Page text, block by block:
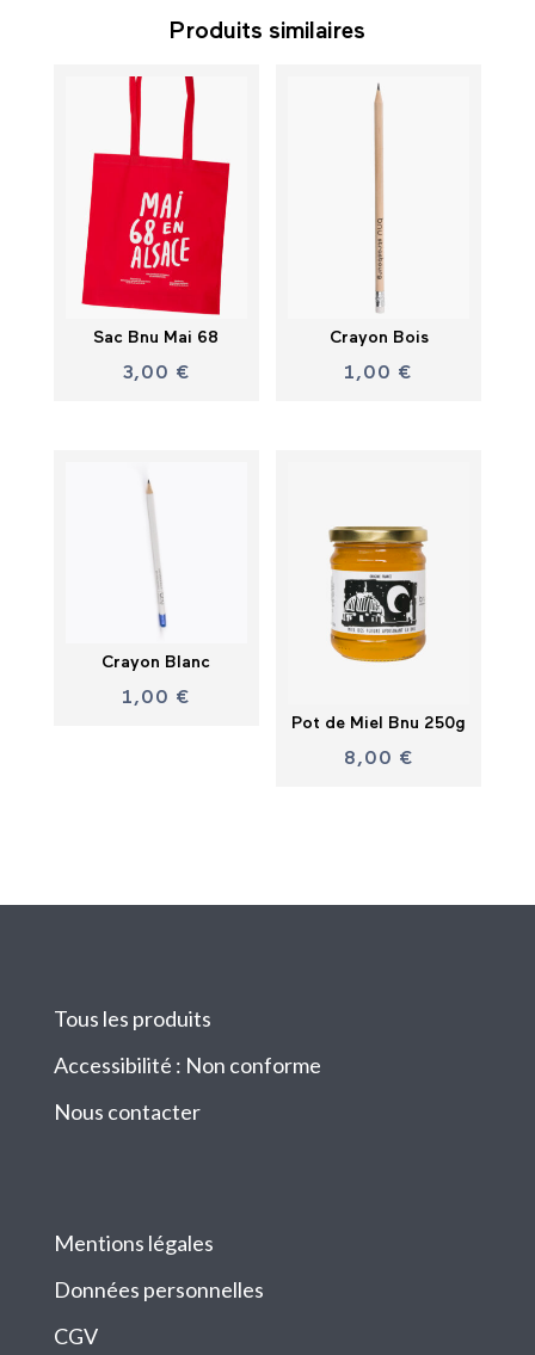
Produits similaires
Sac Bnu Mai 68
3,00 €
Crayon Bois
1,00 €
Crayon Blanc
1,00 €
Pot de Miel Bnu 250g
8,00 €
Tous les produits
Accessibilité : Non conforme
Nous contacter
Mentions légales
Données personnelles
CGV